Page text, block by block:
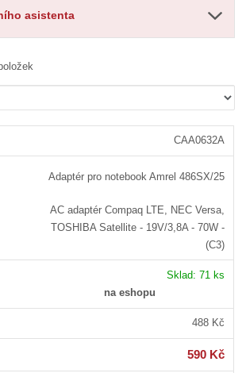
asistenta
a
z
í
r
o
CAA0632A
Adaptér pro notebook Amrel 486SX/25
AC adaptér Compaq LTE, NEC Versa,
TOSHIBA Satellite - 19V/3,8A - 70W -
(C3)
Sklad: 71 ks
na eshopu
488 Kč
590 Kč